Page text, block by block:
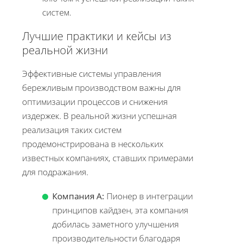
систем.
Лучшие практики и кейсы из
реальной жизни
Эффективные системы управления
бережливым производством важны для
оптимизации процессов и снижения
издержек. В реальной жизни успешная
реализация таких систем
продемонстрирована в нескольких
известных компаниях, ставших примерами
для подражания.
Компания А: Пионер в интеграции
принципов кайдзен, эта компания
добилась заметного улучшения
производительности благодаря